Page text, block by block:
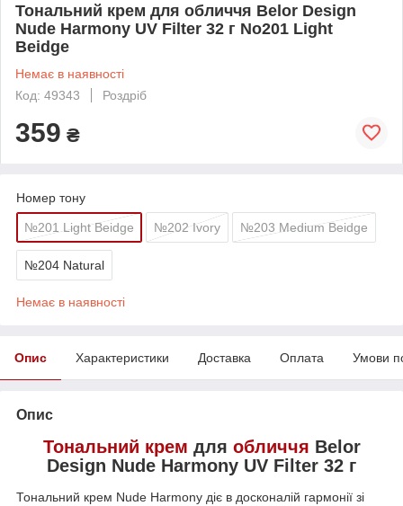
Тональний крем для обличчя Belor Design
Nude Harmony UV Filter 32 г No201 Light
Beidge
Немає в наявності
Код: 49343
Роздріб
359 ₴
Номер тону
№201 Light Beidge №202 Ivory №203 Medium Beidge
№204 Natural
Немає в наявності
Опис Характеристики Доставка Оплата Умови
Опис
Тональний крем для обличчя Belor
Design Nude Harmony UV Filter 32 г
Тональний крем Nude Harmony діє в досконалій гармонії зі